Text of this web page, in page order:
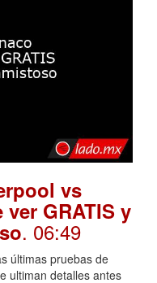
vs
GRATIS y
. 06:49
últimas pruebas de
ultiman detalles antes